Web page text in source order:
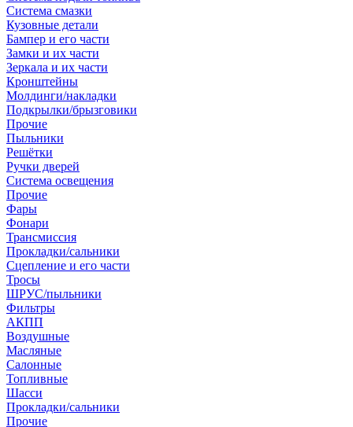
Система смазки
Кузовные детали
Бампер и его части
Замки и их части
Зеркала и их части
Кронштейны
Молдинги/накладки
Подкрылки/брызговики
Прочие
Пыльники
Решётки
Ручки дверей
Система освещения
Прочие
Фары
Фонари
Трансмиссия
Прокладки/сальники
Сцепление и его части
Тросы
ШРУС/пыльники
Фильтры
АКПП
Воздушные
Масляные
Салонные
Топливные
Шасси
Прокладки/сальники
Прочие